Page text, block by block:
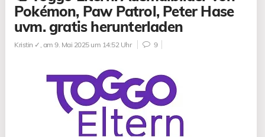
Pokémon, Paw Patrol, Peter Hase
uvm. gratis herunterladen
Kristin ✓ , am 9. Mai 2025 um 14:52 Uhr 9